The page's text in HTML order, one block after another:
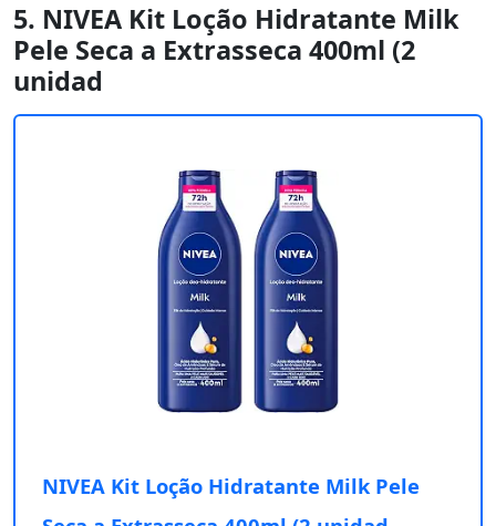
5. NIVEA Kit Loção Hidratante Milk
Pele Seca a Extrasseca 400ml (2
unidad
NIVEA Kit Loção Hidratante Milk Pele